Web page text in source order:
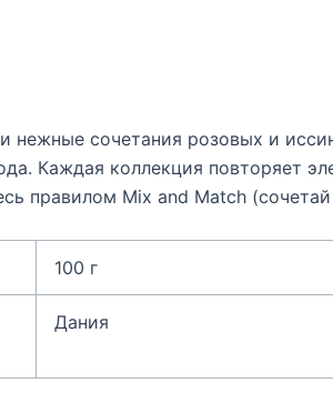
нежные сочетания розовых и
Каждая коллекция повторяет
правилом Mix and Match
100 г
Дания